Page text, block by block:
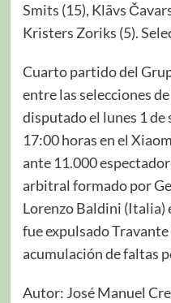
Smits (15), Klãvs
Kristers Zoriks (5).
Cuarto partido del
entre las selecciones
disputado el lunes 1 de
17:00 horas en el
ante 11.000
arbitral formado por
Lorenzo Baldini (Italia)
fue expulsado
acumulación de faltas
Autor: José Manuel